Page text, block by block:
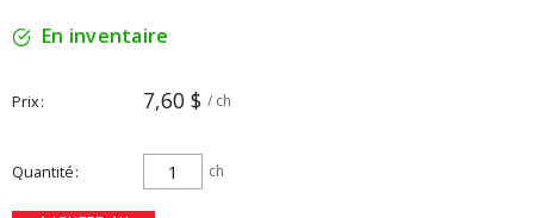
En inventaire
Prix 7,60 $ / ch
Quantité ch